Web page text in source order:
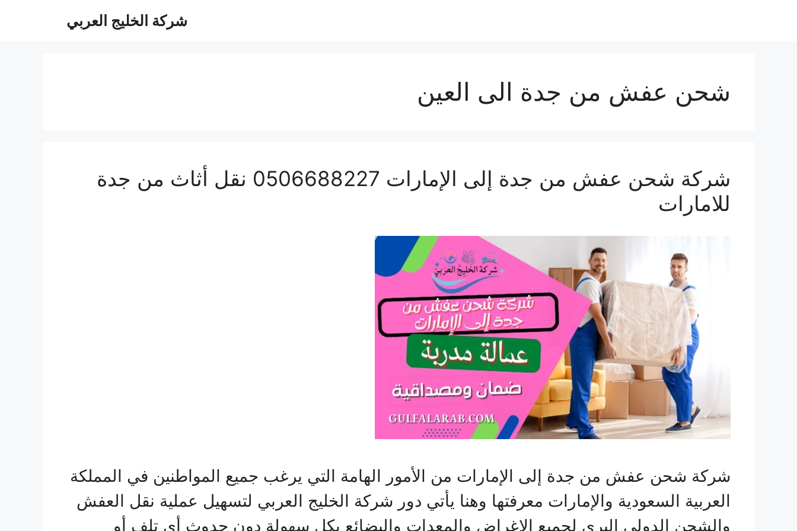
شركة الخليج العربي
شحن عفش من جدة الى العين
شركة شحن عفش من جدة إلى الإمارات 0506688227 نقل أثاث من جدة
للامارات
شركة شحن عفش من جدة إلى الإمارات من الأمور الهامة التي يرغب جميع المواطنين في المملكة
العربية السعودية والإمارات معرفتها وهنا يأتي دور شركة الخليج العربي لتسهيل عملية نقل العفش
والشحن الدولي البري لجميع الاغراض والمعدات والبضائع بكل سهولة دون حدوث أي تلف أو